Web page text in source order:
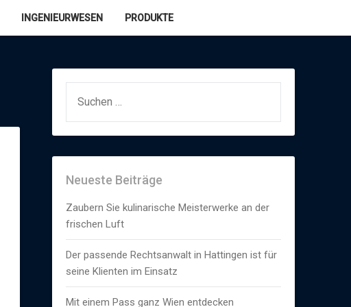
INGENIEURWESEN PRODUKTE
NACH:
Neueste Beiträge
Zaubern Sie kulinarische Meisterwerke an der
frischen Luft
Der passende Rechtsanwalt in Hattingen ist für
seine Klienten im Einsatz
Mit einem Pass ganz Wien entdecken